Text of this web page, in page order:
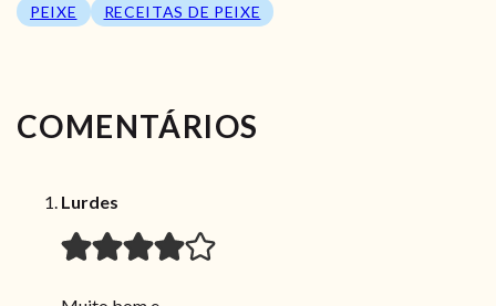
PEIXE RECEITAS DE PEIXE
COMENTÁRIOS
Lurdes